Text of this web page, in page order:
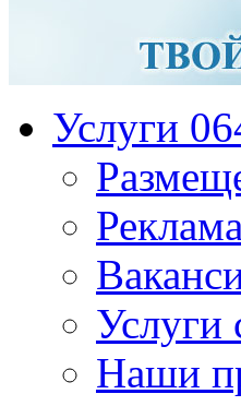
Услуги
Услуги
Наши